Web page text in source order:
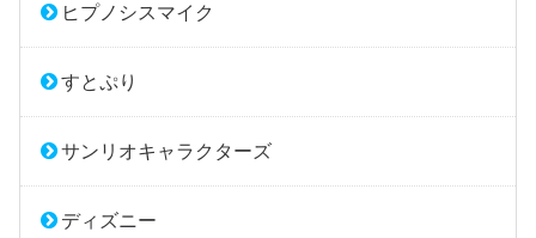
ヒプノシスマイク
すとぷり
サンリオキャラクターズ
ディズニー